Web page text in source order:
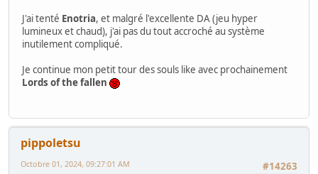
J'ai tenté Enotria, et malgré l'excellente DA (jeu hyper
lumineux et chaud), j'ai pas du tout accroché au système
inutilement compliqué.
Je continue mon petit tour des souls like avec prochainement
Lords of the fallen
pippoletsu
#14263
Octobre 01, 2024, 09:27:01 AM